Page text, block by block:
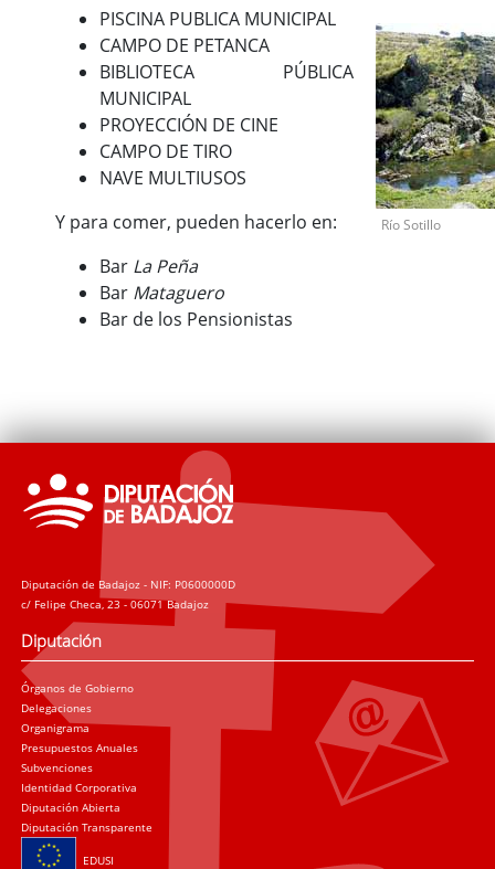
PISCINA PUBLICA MUNICIPAL
CAMPO DE PETANCA
BIBLIOTECA PÚBLICA
MUNICIPAL
PROYECCIÓN DE CINE
CAMPO DE TIRO
NAVE MULTIUSOS
Y para comer, pueden hacerlo en:
Bar La Peña
Bar Mataguero
Bar de los Pensionistas
Río Sotillo
Diputación de Badajoz - NIF: P0600000D
c/ Felipe Checa, 23 - 06071 Badajoz
Diputación
Órganos de Gobierno
Delegaciones
Organigrama
Presupuestos Anuales
Subvenciones
Identidad Corporativa
Diputación Abierta
Diputación Transparente
EDUSI